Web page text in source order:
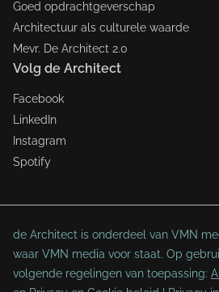
Goed opdrachtgeverschap
Architectuur als culturele waarde
Mevr. De Architect 2.0
Volg de Architect
Facebook
LinkedIn
Instagram
Spotify
de Architect is onderdeel van VMN
waar VMN media voor staat. Op
volgende regelingen van toepassing: